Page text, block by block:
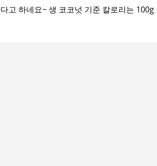
고 하네요~ 생 코코넛 기준 칼로리는 100g